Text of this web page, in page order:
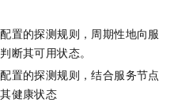
置的探测规则，周期性地向服
断其可用状态。
置的探测规则，结合服务节点
健康状态